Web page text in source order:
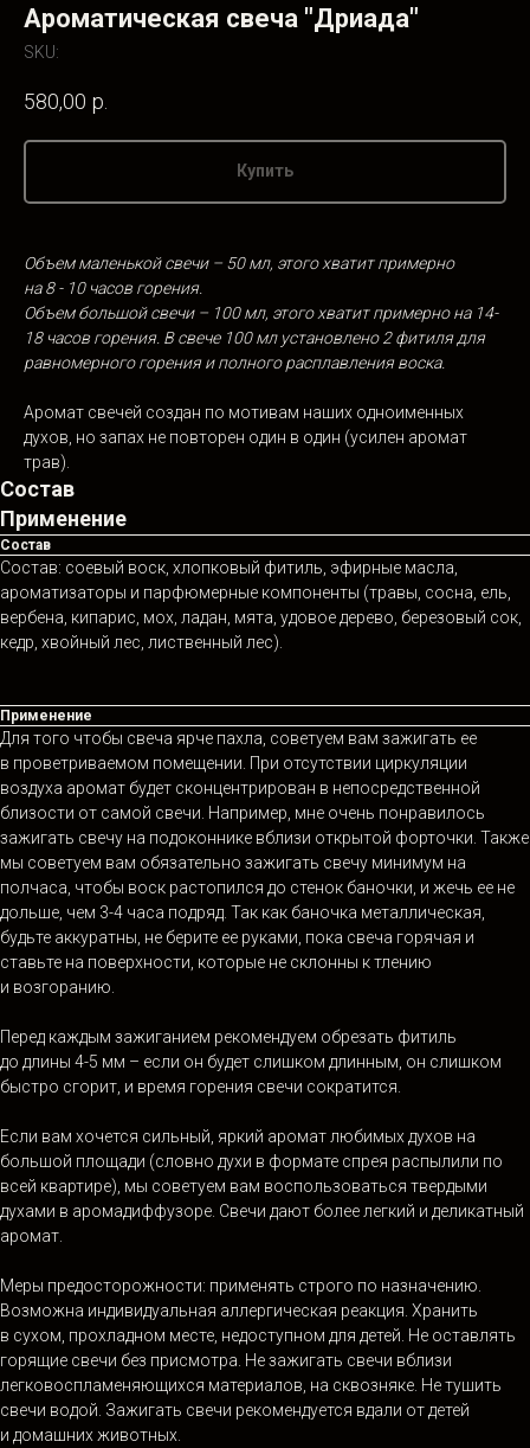
Ароматическая свеча "Дриада"
SKU:
580,00 р.
Купить
Объем маленькой свечи – 50 мл, этого хватит примерно
на 8 - 10 часов горения.
Объем большой свечи – 100 мл, этого хватит примерно на 14-
18 часов горения. В свече 100 мл установлено 2 фитиля для
равномерного горения и полного расплавления воска.
Аромат свечей создан по мотивам наших одноименных
духов, но запах не повторен один в один (усилен аромат
трав).
Состав
Применение
Состав
Состав: соевый воск, хлопковый фитиль, эфирные масла,
ароматизаторы и парфюмерные компоненты (травы, сосна, ель,
вербена, кипарис, мох, ладан, мята, удовое дерево, березовый сок,
кедр, хвойный лес, лиственный лес).
Применение
Для того чтобы свеча ярче пахла, советуем вам зажигать ее
в проветриваемом помещении. При отсутствии циркуляции
воздуха аромат будет сконцентрирован в непосредственной
близости от самой свечи. Например, мне очень понравилось
зажигать свечу на подоконнике вблизи открытой форточки. Также
мы советуем вам обязательно зажигать свечу минимум на
полчаса, чтобы воск растопился до стенок баночки, и жечь ее не
дольше, чем 3-4 часа подряд. Так как баночка металлическая,
будьте аккуратны, не берите ее руками, пока свеча горячая и
ставьте на поверхности, которые не склонны к тлению
и возгоранию.
Перед каждым зажиганием рекомендуем обрезать фитиль
до длины 4-5 мм – если он будет слишком длинным, он слишком
быстро сгорит, и время горения свечи сократится.
Если вам хочется сильный, яркий аромат любимых духов на
большой площади (словно духи в формате спрея распылили по
всей квартире), мы советуем вам воспользоваться твердыми
духами в аромадиффузоре. Свечи дают более легкий и деликатный
аромат.
Меры предосторожности: применять строго по назначению.
Возможна индивидуальная аллергическая реакция. Хранить
в сухом, прохладном месте, недоступном для детей. Не оставлять
горящие свечи без присмотра. Не зажигать свечи вблизи
легковоспламеняющихся материалов, на сквозняке. Не тушить
свечи водой. Зажигать свечи рекомендуется вдали от детей
и домашних животных.